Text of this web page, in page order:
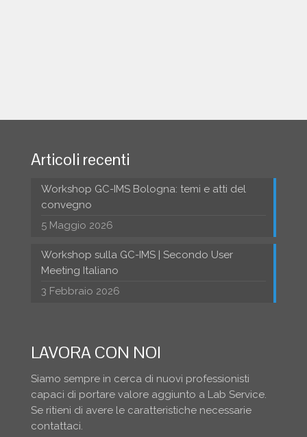
Articoli recenti
Workshop GC-IMS Bologna: temi e atti del
convegno
5 Maggio 2026
Workshop sulla GC-IMS | Secondo User
Meeting Italiano
3 Febbraio 2026
LAVORA CON NOI
Siamo sempre in cerca di nuovi professionisti
capaci di portare valore aggiunto a Lab Service.
Se ritieni di avere le caratteristiche necessarie
contattaci.